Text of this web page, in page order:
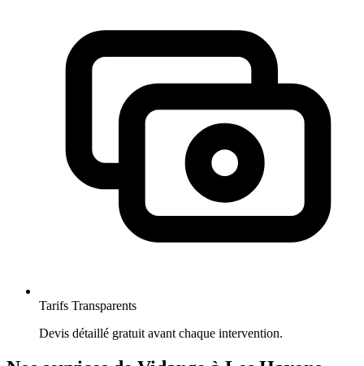
Tarifs Transparents
Devis détaillé gratuit avant chaque intervention.